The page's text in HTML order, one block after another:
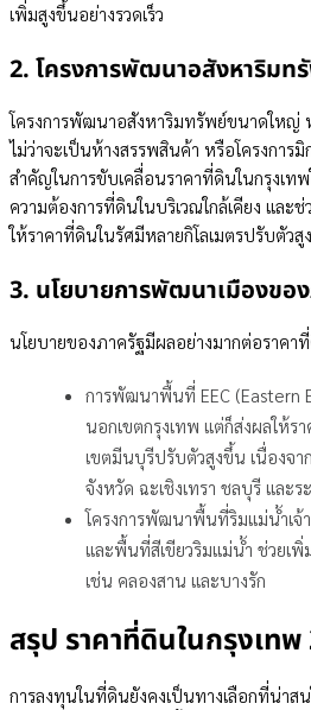
เพิ่มสูงขึ้นอย่างรวดเร็ว
2. โครงการพัฒนาอสังหาริมท
โครงการพัฒนาอสังหาริมทรัพย์ขนาดใหญ่
ไม่ว่าจะเป็นห้างสรรพสินค้า หรือโครงการ
สำคัญในการขับเคลื่อนราคาที่ดินในกรุงเทพ
ความต้องการที่ดินในบริเวณใกล้เคียง แล
ให้ราคาที่ดินในรัศมีหลายกิโลเมตรปรับตัว
3. นโยบายการพัฒนาเมืองขอ
นโยบายของภาครัฐมีผลอย่างมากต่อราคา
การพัฒนาพื้นที่ EEC (Eastern
นอกเขตกรุงเทพ แต่ก็ส่งผลให้ร
เขตมีนบุรีปรับตัวสูงขึ้น เนื่องจ
จังหวัด ฉะเชิงเทรา ชลบุรี และร
โครงการพัฒนาพื้นที่ริมแม่น้ำเจ้
และพื้นที่สีเขียวริมแม่น้ำ ช่วยเ
เช่น คลองสาน และบางรัก
สรุป ราคาที่ดินในกรุงเท
การลงทุนในที่ดินยังคงเป็นทางเลือกที่น่าส